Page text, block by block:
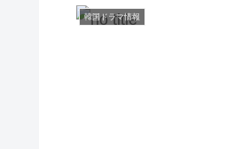
韓国ドラマ情報